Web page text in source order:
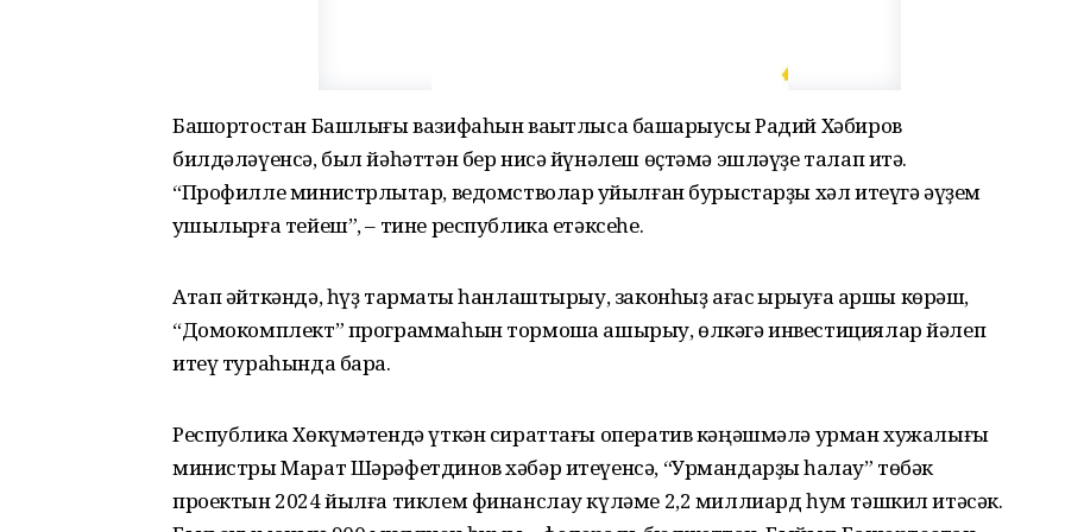
Башҡортостан Башлығы вазифаһын ваҡытлыса башҡарыусы Радий Хәбиров
билдәләүенсә, был йәһәттән бер нисә йүнәлеш өҫтәмә эшләүҙе талап итә.
“Профилле министрлыҡтар, ведомстволар ҡуйылған бурыстарҙы хәл итеүгә әүҙем
ҡушылырға тейеш”, – тине республика етәксеһе.
Атап әйткәндә, һүҙ тармаҡты һанлаштырыу, законһыҙ ағас ҡырҡыуға ҡаршы көрәш,
“Домокомплект” программаһын тормошҡа ашырыу, өлкәгә инвестициялар йәлеп
итеү тураһында бара.
Республика Хөкүмәтендә үткән сираттағы оператив кәңәшмәлә урман хужалығы
министры Марат Шәрәфетдинов хәбәр итеүенсә, “Урмандарҙы һаҡлау” төбәк
проектын 2024 йылға тиклем финанслау күләме 2,2 миллиард һум тәшкил итәсәк.